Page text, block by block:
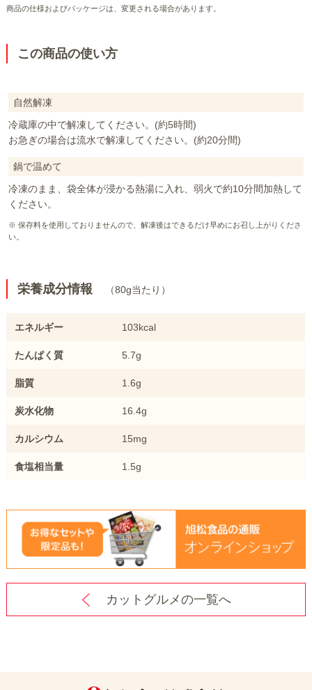
商品の仕様およびパッケージは、変更される場合があります。
この商品の使い方
自然解凍
冷蔵庫の中で解凍してください。(約5時間)
お急ぎの場合は流水で解凍してください。(約20分間)
鍋で温めて
冷凍のまま、袋全体が浸かる熱湯に入れ、弱火で約10分間加熱して
ください。
※ 保存料を使用しておりませんので、解凍後はできるだけ早めにお召し上がりくださ
い。
栄養成分情報 （80g当たり）
エネルギー 103kcal
たんぱく質 5.7g
脂質 1.6g
炭水化物 16.4g
カルシウム 15mg
食塩相当量 1.5g
カットグルメの一覧へ